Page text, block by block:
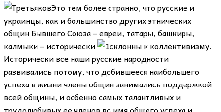
Это тем более странно, что русские и
украинцы, как и большинство других этнических
общин Бывшего Союза – евреи, татары, башкиры,
калмыки – исторически
склонны к коллективизму.
Исторически все наши русские народности
развивались потому, что добившееся наибольшего
успеха в жизни члены общин занимались поддержкой
всей общины, и осбенно самых талантливых и
трудолюбивых ее членов во имя общего успеха и